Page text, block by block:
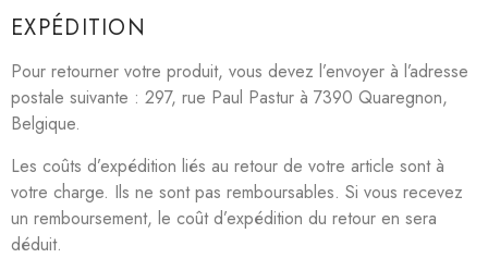
EXPÉDITION
Pour retourner votre produit, vous devez l’envoyer à l’adresse
postale suivante : 297, rue Paul Pastur à 7390 Quaregnon,
Belgique.
Les coûts d’expédition liés au retour de votre article sont à
votre charge. Ils ne sont pas remboursables. Si vous recevez
un remboursement, le coût d’expédition du retour en sera
déduit.